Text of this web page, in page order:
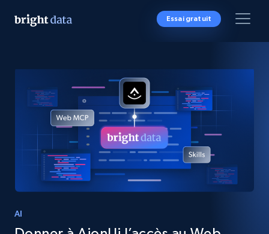
Essai gratuit
AI